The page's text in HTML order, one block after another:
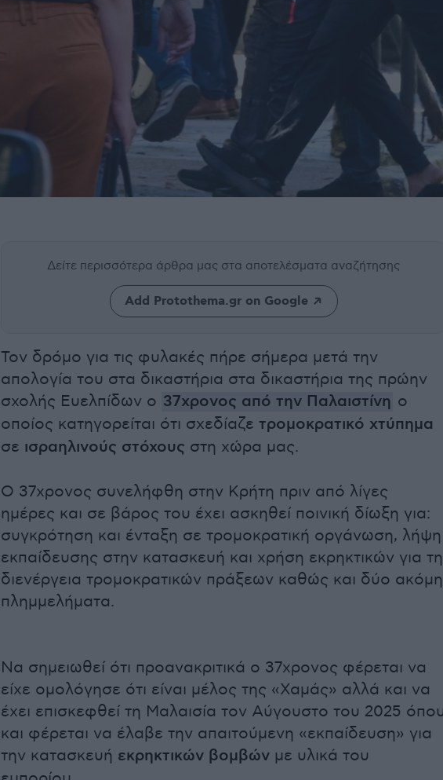
Δείτε περισσότερα άρθρα μας στα αποτελέσματα αναζήτησης
Add Protothema.gr on Google
Τον δρόμο για τις φυλακές πήρε σήμερα μετά την
απολογία του στα δικαστήρια στα δικαστήρια της πρώην
σχολής Ευελπίδων ο 37χρονος από την Παλαιστίνη ο
οποίος κατηγορείται ότι σχεδίαζε τρομοκρατικό χτύπημα
σε ισραηλινούς στόχους στη χώρα μας.
Ο 37χρονος συνελήφθη στην Κρήτη πριν από λίγες
ημέρες και σε βάρος του έχει ασκηθεί ποινική δίωξη για:
συγκρότηση και ένταξη σε τρομοκρατική οργάνωση, λήψη
εκπαίδευσης στην κατασκευή και χρήση εκρηκτικών για τη
διενέργεια τρομοκρατικών πράξεων καθώς και δύο ακόμη
πλημμελήματα.
Να σημειωθεί ότι προανακριτικά ο 37χρονος φέρεται να
είχε ομολόγησε ότι είναι μέλος της «Χαμάς» αλλά και να
έχει επισκεφθεί τη Μαλαισία τον Αύγουστο του 2025
και φέρεται να έλαβε την απαιτούμενη «εκπαίδευση» για
την κατασκευή εκρηκτικών βομβών με υλικά του